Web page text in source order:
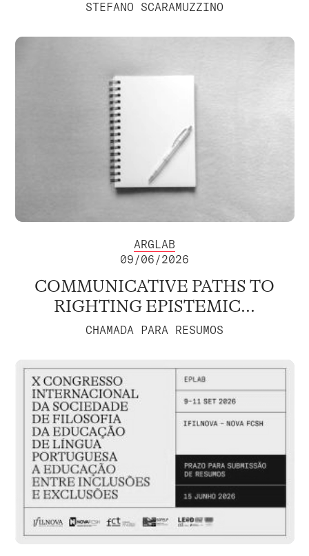
STEFANO SCARAMUZZINO
ARGLAB
09/06/2026
COMMUNICATIVE PATHS TO
RIGHTING EPISTEMIC...
CHAMADA PARA RESUMOS